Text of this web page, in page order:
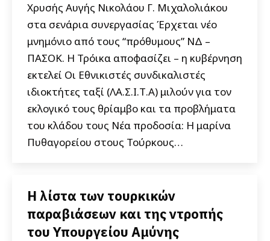
Χρυσής Αυγής Νικολάου Γ. Μιχαλολιάκου
στα σενάρια συνεργασίας Έρχεται νέο
μνημόνιο από τους “πρόθυμους” ΝΔ –
ΠΑΣΟΚ. Η Τρόικα αποφασίζει – η κυβέρνηση
εκτελεί Οι Εθνικιστές συνδικαλιστές
ιδιοκτήτες ταξί (ΛΑ.Σ.Ι.Τ.Α) μιλούν για τον
εκλογικό τους θρίαμβο και τα προβλήματα
του κλάδου τους Νέα προδοσία: Η μαρίνα
Πυθαγορείου στους Τούρκους…
Η λίστα των τουρκικών
παραβιάσεων και της ντροπής
του Υπουργείου Αμύνης